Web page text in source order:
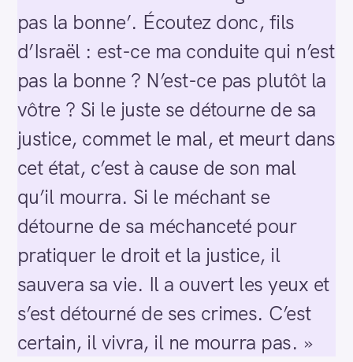
pas la bonne’. Écoutez donc, fils
d’Israël : est-ce ma conduite qui n’est
pas la bonne ? N’est-ce pas plutôt la
vôtre ? Si le juste se détourne de sa
justice, commet le mal, et meurt dans
cet état, c’est à cause de son mal
qu’il mourra. Si le méchant se
détourne de sa méchanceté pour
pratiquer le droit et la justice, il
sauvera sa vie. Il a ouvert les yeux et
s’est détourné de ses crimes. C’est
certain, il vivra, il ne mourra pas. »